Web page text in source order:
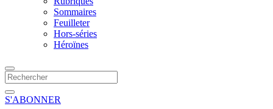
Sommaires
Feuilleter
Hors-séries
Héroïnes
S'ABONNER